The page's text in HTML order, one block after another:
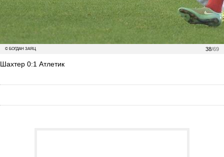
38/69
© БОГДАН ЗАЯЦ
Шахтер 0:1 Атлетик